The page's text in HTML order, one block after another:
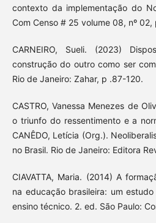
contexto da implementação do
Com Censo # 25 volume 08, nº
CARNEIRO, Sueli. (2023)
construção do outro como ser
Rio de Janeiro: Zahar, p .87-120.
CASTRO, Vanessa Menezes de
o triunfo do ressentimento e a
CANÊDO, Letícia (Org.).
no Brasil. Rio de Janeiro: Editora
CIAVATTA, Maria. (2014) A
na educação brasileira: um
ensino técnico. 2. ed. São Paulo: